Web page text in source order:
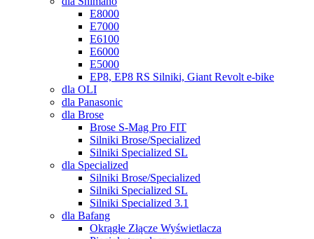
E8000
E7000
E6100
E6000
E5000
EP8, EP8 RS Silniki, Giant Revolt e-bike
dla OLI
dla Panasonic
dla Brose
Brose S-Mag Pro FIT
Silniki Brose/Specialized
Silniki Specialized SL
dla Specialized
Silniki Brose/Specialized
Silniki Specialized SL
Silniki Specialized 3.1
dla Bafang
Okrągłe Złącze Wyświetlacza